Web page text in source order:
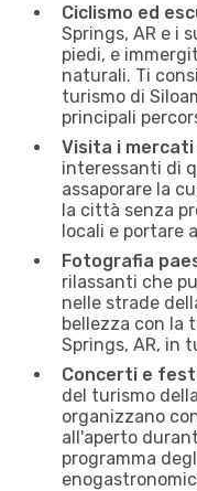
Ciclismo ed
Springs, AR e i
piedi, e
naturali. Ti
turismo di
principali
Visita i
interessanti di
assaporare la
la città senza
locali e portare
Fotografia
rilassanti che
nelle strade
bellezza con la
Springs, AR, in
Concerti e
del turismo
organizzano
all'aperto
programma